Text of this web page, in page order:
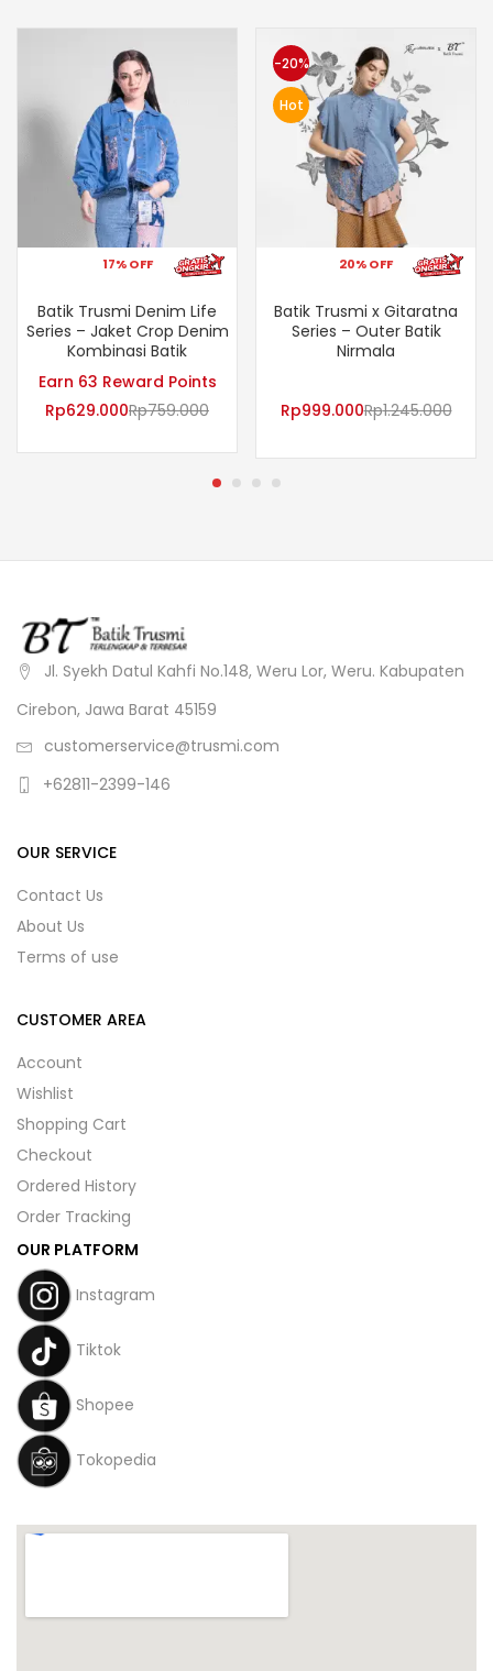
17% OFF
Batik Trusmi Denim Life
Series – Jaket Crop Denim
Kombinasi Batik
Earn 63 Reward Points
Rp629.000Rp759.000
-20%
Hot
20% OFF
Batik Trusmi x Gitaratna
Series – Outer Batik
Nirmala
Rp999.000Rp1.245.000
Jl. Syekh Datul Kahfi No.148, Weru Lor, Weru. Kabupaten
Cirebon, Jawa Barat 45159
customerservice@trusmi.com
+62811-2399-146
OUR SERVICE
Contact Us
About Us
Terms of use
CUSTOMER AREA
Account
Wishlist
Shopping Cart
Checkout
Ordered History
Order Tracking
OUR PLATFORM
Instagram
Tiktok
Shopee
Tokopedia